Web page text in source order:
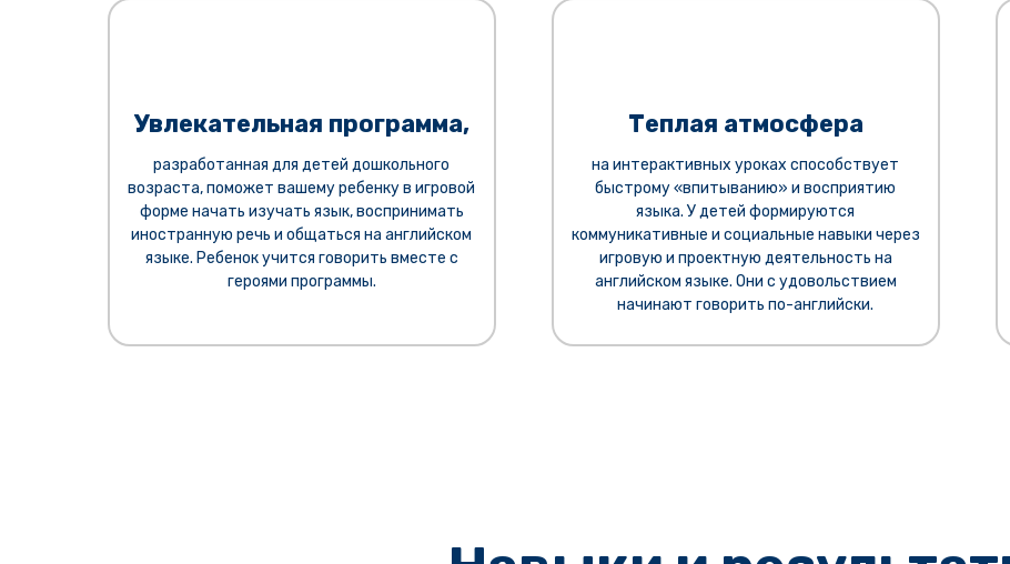
Увлекательная программа,
разработанная для детей дошкольного
возраста, поможет вашему ребенку в игровой
форме начать изучать язык, воспринимать
иностранную речь и общаться на английском
языке. Ребенок учится говорить вместе с
героями программы.
Теплая атмосфера
на интерактивных уроках способствует
быстрому «впитыванию» и восприятию
языка. У детей формируются
коммуникативные и социальные навыки через
игровую и проектную деятельность на
английском языке. Они с удовольствием
начинают говорить по-английски.